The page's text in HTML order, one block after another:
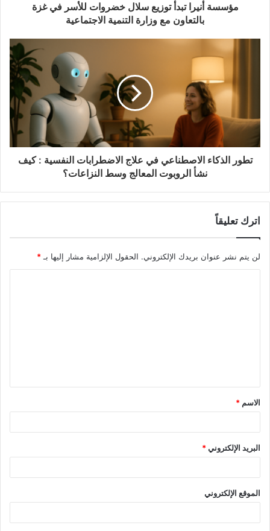
مؤسسة أنيرا تبدأ توزيع سلال خضروات للأسر في غزة
بالتعاون مع وزارة التنمية الاجتماعية
تطور الذكاء الاصطناعي في علاج الاضطرابات النفسية : كيف
نشأ الروبوت المعالج وسط النزاعات؟
اترك تعليقاً
لن يتم نشر عنوان بريدك الإلكتروني. الحقول الإلزامية مشار إليها بـ*
الاسم *
البريد الإلكتروني*
الموقع الإلكتروني